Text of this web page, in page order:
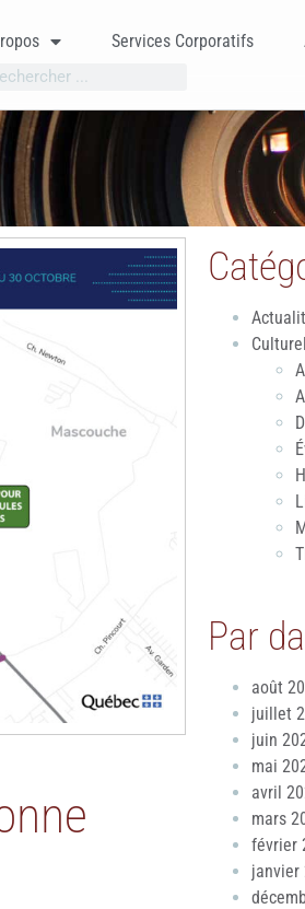
Services Corporatifs
Culturel
Par
août
juillet
juin
mai
avril
mars
février
janvier